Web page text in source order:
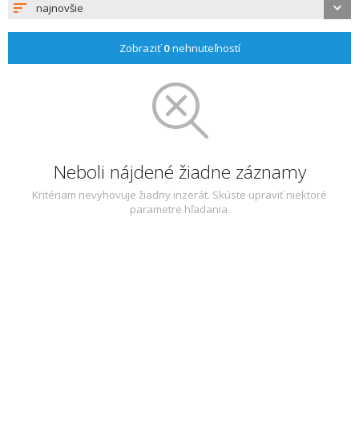
najnovšie
Zobraziť0nehnuteľností
Neboli nájdené žiadne záznamy
Kritériam nevyhovuje žiadny inzerát. Skúste upraviť niektoré
parametre hľadania.